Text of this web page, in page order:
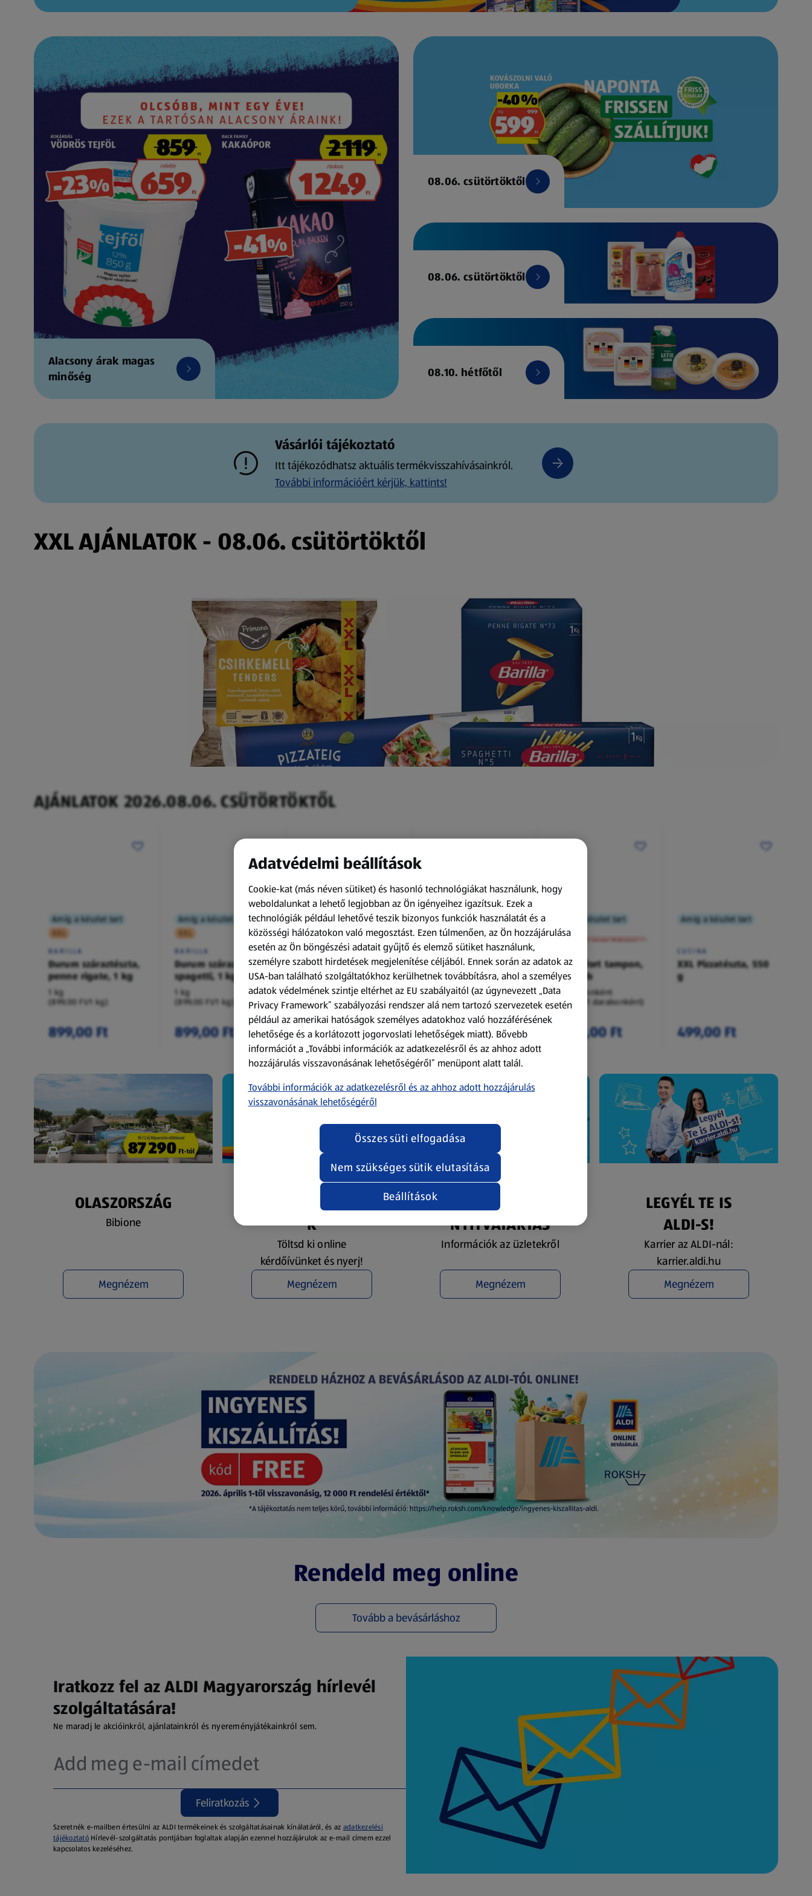
Alacsony árak magas
minőség
08.06. csütörtöktől
08.06. csütörtöktől
08.10. hétfőtől
Vásárlói tájékoztató
Itt tájékozódhatsz aktuális termékvisszahívásainkról.
További információért kérjük, kattints!
XXL AJÁNLATOK - 08.06. csütörtöktől
AJÁNLATOK 2026.08.06. CSÜTÖRTÖKTŐL
Amíg a készlet tart
XXL
BARILLA
Durum száraztészta,
penne rigate, 1 kg
1 kg
(899,00 Ft/1 kg)
899,00 Ft
Amíg a készlet tart
XXL
BARILLA
Durum száraztészta,
spagetti, 1 kg
1 kg
(899,00 Ft/1 kg)
899,00 Ft
Amíg a készlet tart
XXL
ACTIMEL
Actimel joghurtital, 8
palack
0,8 kg
(1 186,25 Ft/1 kg)
949,00 Ft
Amíg a készlet tart
XXL
O.B.
Procomfort tampon,
64 darab
64 darabonként
(59,36 Ft/1 darabonként)
3 799,00 Ft
Amíg a készlet tart
XXL
A termék nem érkezett meg!
Procomfort tampon,
54 darab
54 darabonként
(62,94 Ft/1 darabonként)
3 399,00 Ft
Amíg a készlet tart
CUCINA
XXL Pizzatészta, 550
g
499,00 Ft
OLASZORSZÁG
Bibione
Megnézem
NYEREMÉNYJÁTÉ
K
Töltsd ki online
kérdőívünket és nyerj!
Megnézem
ÜZLETKERESŐ ÉS
NYITVATARTÁS
Információk az üzletekről
Megnézem
LEGYÉL TE IS
ALDI-S!
Karrier az ALDI-nál:
karrier.aldi.hu
Megnézem
(új oldalon nyílik meg)
Rendeld meg online
Tovább a bevásárláshoz
(új oldalon nyílik meg)
Iratkozz fel az ALDI Magyarország hírlevél
szolgáltatására!
Ne maradj le akcióinkról, ajánlatainkról és nyereményjátékainkról sem.
Feliratkozás
Szeretnék e-mailben értesülni az ALDI termékeinek és szolgáltatásainak kínálatáról, és az adatkezelési
tájékoztatóHírlevél-szolgáltatás pontjában foglaltak alapján ezennel hozzájárulok az e-mail címem ezzel
kapcsolatos kezeléséhez.
Adatvédelmi beállítások
Cookie-kat (más néven sütiket) és hasonló technológiákat használunk, hogy
weboldalunkat a lehető legjobban az Ön igényeihez igazítsuk. Ezek a
technológiák például lehetővé teszik bizonyos funkciók használatát és a
közösségi hálózatokon való megosztást. Ezen túlmenően, az Ön hozzájárulása
esetén az Ön böngészési adatait gyűjtő és elemző sütiket használunk,
személyre szabott hirdetések megjelenítése céljából. Ennek során az adatok az
USA-ban található szolgáltatókhoz kerülhetnek továbbításra, ahol a személyes
adatok védelmének szintje eltérhet az EU szabályaitól (az úgynevezett „Data
Privacy Framework” szabályozási rendszer alá nem tartozó szervezetek esetén
például az amerikai hatóságok személyes adatokhoz való hozzáférésének
lehetősége és a korlátozott jogorvoslati lehetőségek miatt). Bővebb
információt a „További információk az adatkezelésről és az ahhoz adott
hozzájárulás visszavonásának lehetőségéről” menüpont alatt talál.
További információk az adatkezelésről és az ahhoz adott hozzájárulás
visszavonásának lehetőségéről
Beállítások
Nem szükséges sütik elutasítása
Összes süti elfogadása